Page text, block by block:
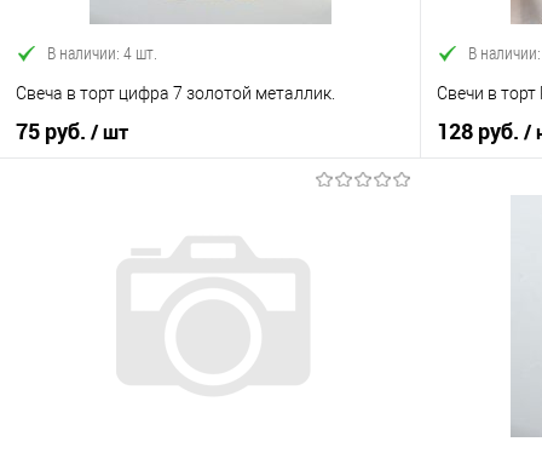
В наличии: 4 шт.
Свеча в торт цифра 7 золотой металлик.
75 руб. / шт
В корзину
Купить в 1 клик
Сравнение
В наличии
В
Свечи в
128 руб. /